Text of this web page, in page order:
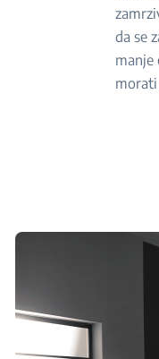
da se
manje
morati